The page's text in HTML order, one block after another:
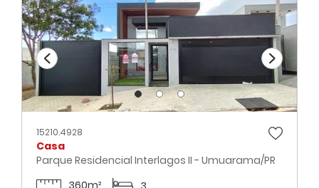
15210.4928
Casa
Parque Residencial Interlagos II - Umuarama/PR
360m²